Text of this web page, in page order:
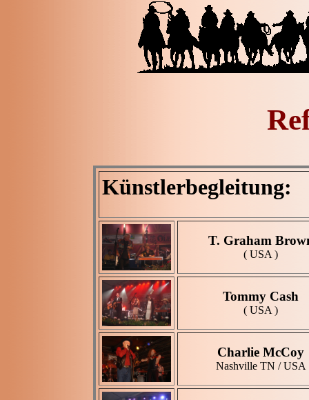
Künstlerbegleitung:
T. Graham
( USA )
Tommy Cash
( USA )
Charlie McCoy
Nashville TN / USA